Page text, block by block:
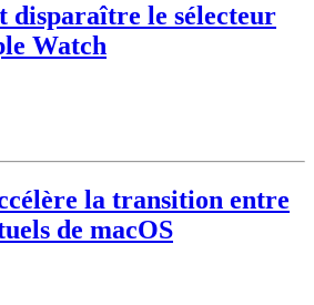
disparaître le sélecteur
Watch
la transition entre
de macOS